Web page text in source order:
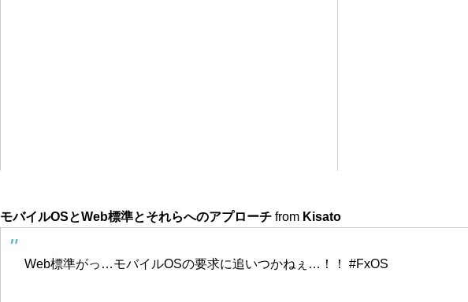
モバイルOSとWeb標準とそれらへのアプローチ from Kisato
Web標準がっ…モバイルOSの要求に追いつかねぇ…！！ #FxOS